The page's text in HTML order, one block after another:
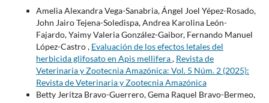
Amelia Alexandra Vega-Sanabria, Ángel Joel Yépez-Rosado,
John Jairo Tejena-Soledispa, Andrea Karolina León-
Fajardo, Yaimy Valeria González-Gaibor, Fernando Manuel
López-Castro , Evaluación de los efectos letales del
herbicida glifosato en Apis mellifera, Revista de
Veterinaria y Zootecnia Amazónica: Vol. 5 Núm. 2 (2025):
Revista de Veterinaria y Zootecnia Amazónica
Betty Jeritza Bravo-Guerrero, Gema Raquel Bravo-Bermeo,